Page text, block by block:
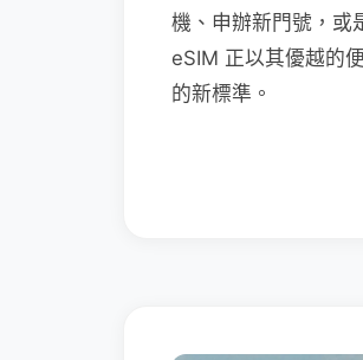
機、申辦新門號，或
eSIM 正以其優越的
的新標準。